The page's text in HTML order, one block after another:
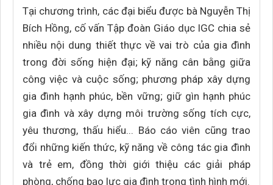
Tại chương trình, các đại biểu được bà Nguyễn Thị
Bích Hồng, cố vấn Tập đoàn Giáo dục IGC chia sẻ
nhiều nội dung thiết thực về vai trò của gia đình
trong đời sống hiện đại; kỹ năng cân bằng giữa
công việc và cuộc sống; phương pháp xây dựng
gia đình hạnh phúc, bền vững; giữ gìn hạnh phúc
gia đình và xây dựng môi trường sống tích cực,
yêu thương, thấu hiểu... Báo cáo viên cũng trao
đổi những kiến thức, kỹ năng về công tác gia đình
và trẻ em, đồng thời giới thiệu các giải pháp
phòng, chống bạo lực gia đình trong tình hình mới.